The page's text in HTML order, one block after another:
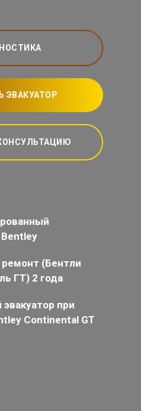
ЭВАКУАТОР
ремонт (Бентли
ГТ) 2 года
при
Continental GT